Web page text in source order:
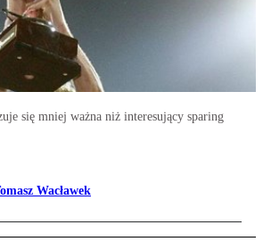
się mniej ważna niż interesujący sparing
Wacławek